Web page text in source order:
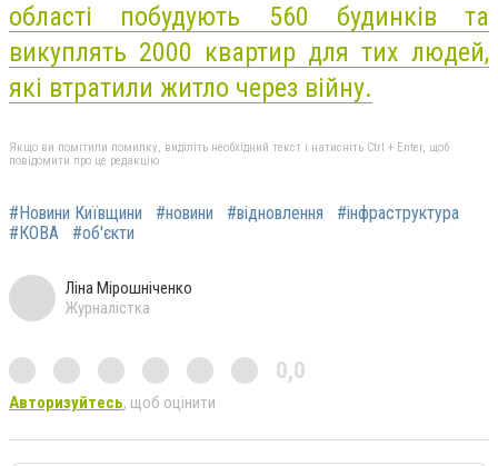
області побудують 560 будинків та
викуплять 2000 квартир для тих людей,
які втратили житло через війну.
Якщо ви помітили помилку, виділіть необхідний текст і натисніть Ctrl + Enter, щоб
повідомити про це редакцію
#Новини Київщини #новини #відновлення
#інфраструктура
#КОВА
#об'єкти
Ліна Мірошніченко
Журналістка
0,0
Авторизуйтесь, щоб оцінити